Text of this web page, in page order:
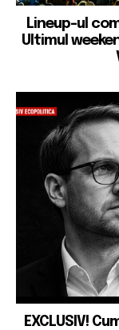
Lineup-ul
Ultimul
EXCLUSIV!